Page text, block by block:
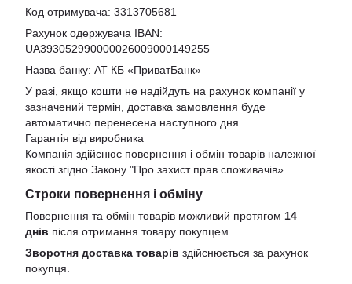
Код отримувача: 3313705681
Рахунок одержувача IBAN:
UA393052990000026009000149255
Назва банку: АТ КБ «ПриватБанк»
У разі, якщо кошти не надійдуть на рахунок компанії у
зазначений термін, доставка замовлення буде
автоматично перенесена наступного дня.
Гарантія від виробника
Компанія здійснює повернення і обмін товарів належної
якості згідно Закону "Про захист прав споживачів»
Строки повернення і обміну
Повернення та обмін товарів можливий протягом 14
днів після отримання товару покупцем.
Зворотня доставка товарів здійснюється за рахунок
покупця.